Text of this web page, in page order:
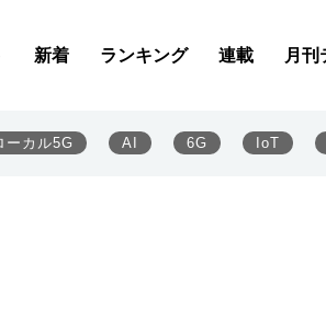
新着 ランキング 連載 月刊
ーカル5G AI 6G IoT